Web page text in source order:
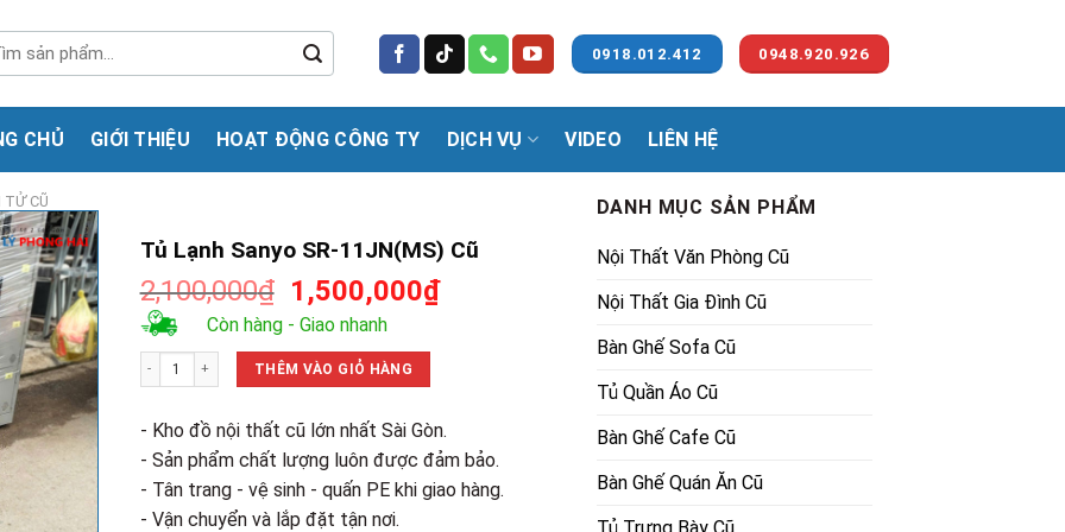
0918.012.412 0948.920.926
CHỦ GIỚI THIỆU HOẠT ĐỘNG CÔNG TY DỊCH VỤ VIDEO LIÊN HỆ
TỬ CŨ
Tủ Lạnh Sanyo SR-11JN(MS) Cũ
2,100,000₫ Giá
gốc
là:
2,100,000₫.
1,500,000₫Giá
Còn hàng - Giao nhanh
Tủ Lạnh Sanyo SR-11JN(MS) Cũ số lượng
THÊM VÀO GIỎ HÀNG
- Kho đồ nội thất cũ lớn nhất Sài Gòn.
- Sản phẩm chất lượng luôn được đảm bảo.
- Tân trang - vệ sinh - quấn PE khi giao hàng.
- Vận chuyển và lắp đặt tận nơi.
DANH MỤC SẢN PHẨM
Nội Thất Văn Phòng Cũ
Nội Thất Gia Đình Cũ
Bàn Ghế Sofa Cũ
Tủ Quần Áo Cũ
Bàn Ghế Cafe Cũ
Bàn Ghế Quán Ăn Cũ
Tủ Trưng Bày Cũ